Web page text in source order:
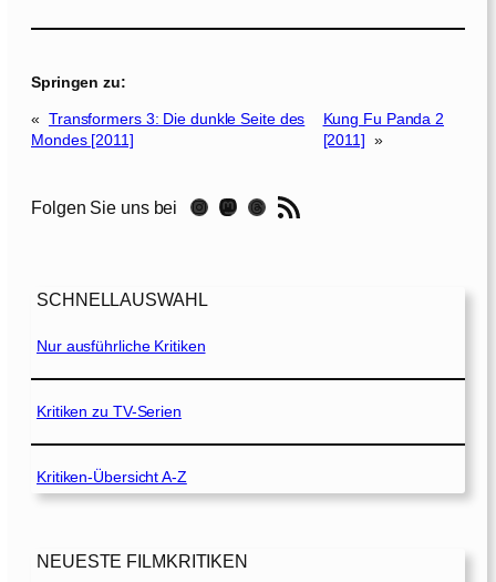
Springen zu:
« Transformers 3: Die dunkle Seite des
Mondes [2011]
Kung Fu Panda 2
[2011] »
Folgen Sie uns bei Instagram Mastodon Threads RSS-Feed
SCHNELLAUSWAHL
Nur ausführliche Kritiken
Kritiken zu TV-Serien
Kritiken-Übersicht A-Z
NEUESTE FILMKRITIKEN